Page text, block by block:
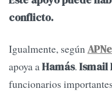
conflicto.
Igualmente, según
apoya aHamás. Ismail
funcionarios